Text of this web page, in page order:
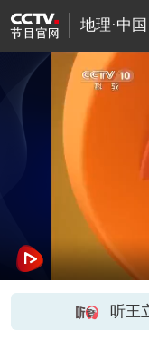
地理·中国
听王